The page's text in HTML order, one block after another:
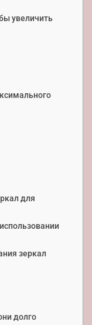
увеличить
для
зеркал
долго